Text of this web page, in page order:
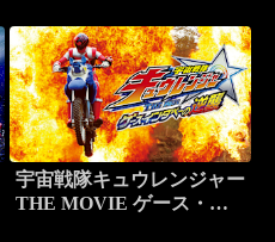
宇宙戦隊キュウレンジャー
THE MOVIE ゲース・イ